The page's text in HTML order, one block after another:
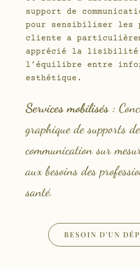
support de
pour sensibiliser les
cliente a
apprécié la
l’équilibre entre
esthétique.
Services mobilisés :
graphique de supports de
communication sur
aux besoins des
santé.
BESOIN D'UN